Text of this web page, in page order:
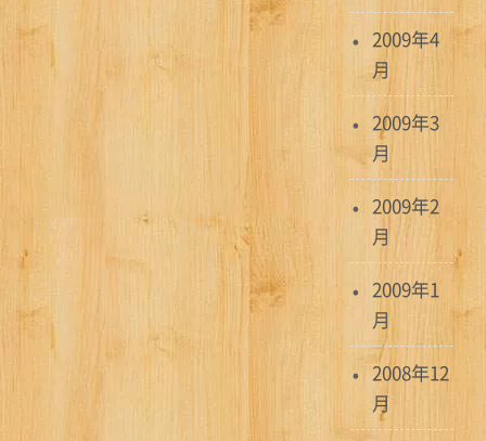
2009年4
月
2009年3
月
2009年2
月
2009年1
月
2008年12
月